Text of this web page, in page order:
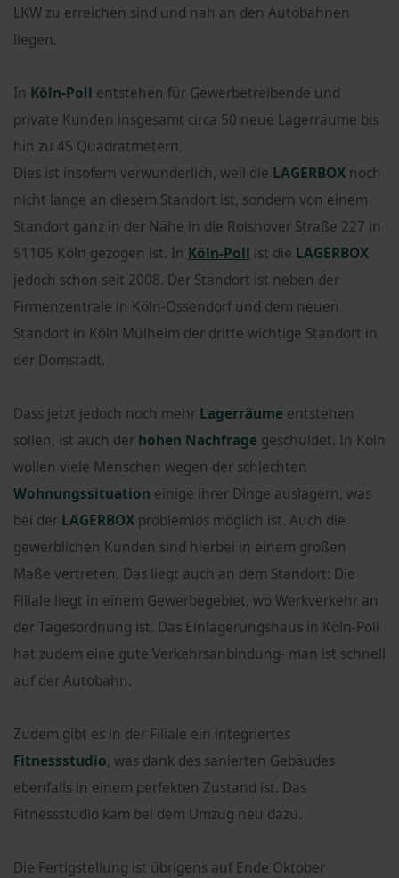
LKW zu erreichen sind und nah an den Autobahnen
liegen.
In Köln-Poll entstehen für Gewerbetreibende und
private Kunden insgesamt circa 50 neue Lagerräume bis
hin zu 45 Quadratmetern.
Dies ist insofern verwunderlich, weil die LAGERBOX noch
nicht lange an diesem Standort ist, sondern von einem
Standort ganz in der Nähe in die Rolshover Straße 227 in
51105 Köln gezogen ist. In Köln-Poll ist die LAGERBOX
jedoch schon seit 2008. Der Standort ist neben der
Firmenzentrale in Köln-Ossendorf und dem neuen
Standort in Köln Mülheim der dritte wichtige Standort in
der Domstadt.
Dass jetzt jedoch noch mehr Lagerräume entstehen
sollen, ist auch der hohen Nachfrage geschuldet. In Köln
wollen viele Menschen wegen der schlechten
Wohnungssituation einige ihrer Dinge auslagern, was
bei der LAGERBOX problemlos möglich ist. Auch die
gewerblichen Kunden sind hierbei in einem großen
Maße vertreten. Das liegt auch an dem Standort: Die
Filiale liegt in einem Gewerbegebiet, wo Werkverkehr an
der Tagesordnung ist. Das Einlagerungshaus in Köln-Poll
hat zudem eine gute Verkehrsanbindung- man ist schnell
auf der Autobahn.
Zudem gibt es in der Filiale ein integriertes
Fitnessstudio, was dank des sanierten Gebäudes
ebenfalls in einem perfekten Zustand ist. Das
Fitnessstudio kam bei dem Umzug neu dazu.
Die Fertigstellung ist übrigens auf Ende Oktober